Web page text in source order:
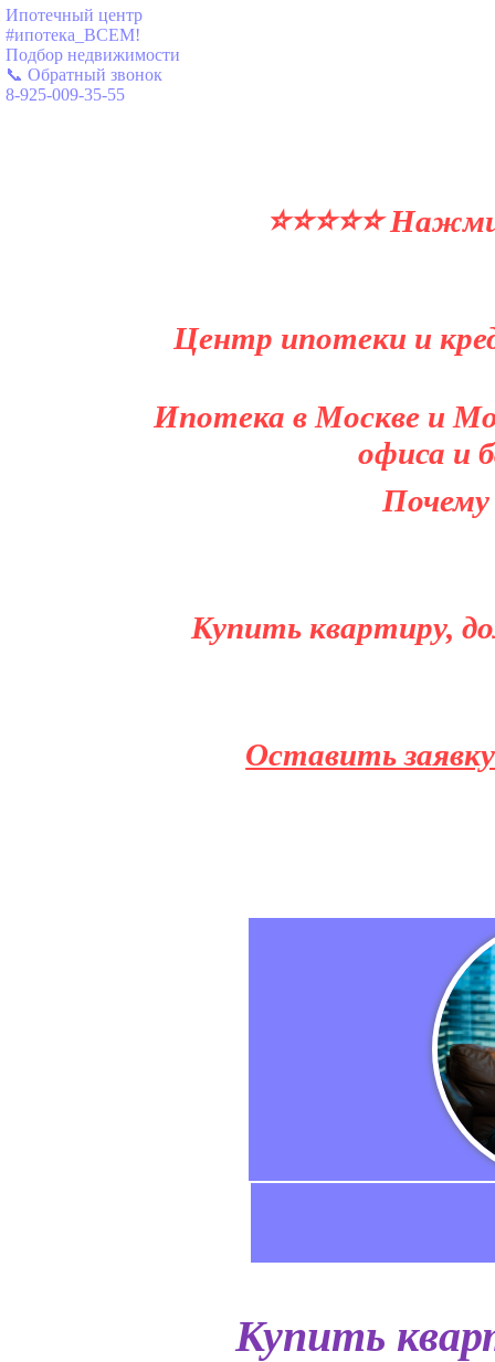
Ипотечный центр
#ипотека_ВСЕМ!
Подбор недвижимости
📞 Обратный звонок
8-925-009-35-55
⭐⭐⭐⭐⭐
Центр ипотеки и
Ипотека в Москве и
офиса и
Купить квартиру,
Оставить
Купить